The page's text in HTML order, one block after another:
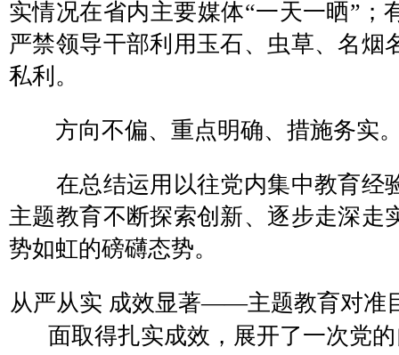
实情况在省内主要媒体“一天一晒”；
严禁领导干部利用玉石、虫草、名烟
私利。
方向不偏、重点明确、措施务实
在总结运用以往党内集中教育经
主题教育不断探索创新、逐步走深走
势如虹的磅礴态势。
从严从实 成效显著——主题教育对准
面取得扎实成效，展开了一次党